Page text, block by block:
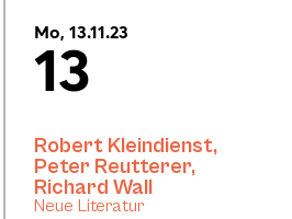
Mo, 13.11.23
13
Robert Kleindienst,
Peter Reutterer,
Richard Wall
Neue Literatur